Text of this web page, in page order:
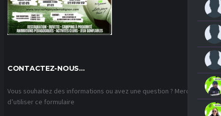
CONTACTEZ-NOUS…
Vous souhaitez des informations ou avez une question ? Merci
d’utiliser ce formulaire